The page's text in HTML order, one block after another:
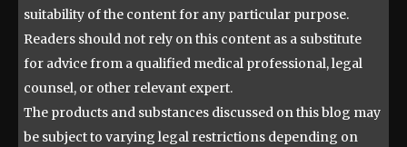
suitability of the content for any particular purpose.
Readers should not rely on this content as a substitute
for advice from a qualified medical professional, legal
counsel, or other relevant expert.
The products and substances discussed on this blog may
be subject to varying legal restrictions depending on